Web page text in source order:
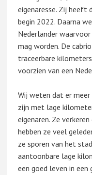
eigenaresse. Zij heeft
begin 2022. Daarna
Nederlander
mag worden. De
traceerbare
voorzien van een
Wij weten dat er meer
zijn met lage
eigenaren. Ze
hebben ze veel
ze sporen van het
aantoonbare lage
een goed leven in